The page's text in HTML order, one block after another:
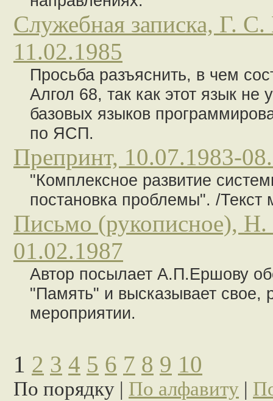
Служебная записка, Г.
11.02.1985
Просьба разъяснить, в чем
Алгол 68, так как этот язык
базовых языков
по ЯСП.
Препринт, 10.07.1983-
"Комплексное развитие
постановка проблемы". /
Письмо (рукописное),
01.02.1987
Автор посылает А.П.Ершову
"Память" и высказывает свое,
мероприятии.
1 2 3 4 5 6 7 8 9 10
По порядку | По алфавиту |